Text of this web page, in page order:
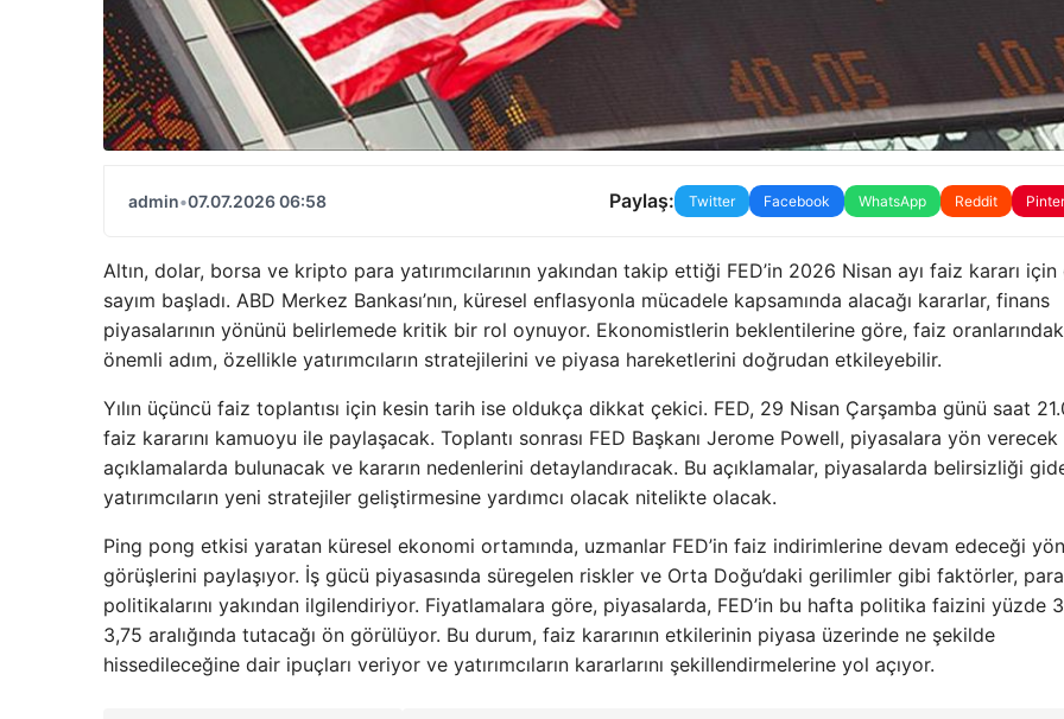
admin•07.07.2026 06:58 Paylaş: Twitter Facebook WhatsApp Reddit
Altın, dolar, borsa ve kripto para yatırımcılarının yakından takip ettiği FED’in 2026 Nisan ayı faiz kararı için
sayım başladı. ABD Merkez Bankası’nın, küresel enflasyonla mücadele kapsamında alacağı kararlar, finans
piyasalarının yönünü belirlemede kritik bir rol oynuyor. Ekonomistlerin beklentilerine göre, faiz
önemli adım, özellikle yatırımcıların stratejilerini ve piyasa hareketlerini doğrudan etkileyebilir.
Yılın üçüncü faiz toplantısı için kesin tarih ise oldukça dikkat çekici. FED, 29 Nisan Çarşamba günü saat
faiz kararını kamuoyu ile paylaşacak. Toplantı sonrası FED Başkanı Jerome Powell, piyasalara yön verecek
açıklamalarda bulunacak ve kararın nedenlerini detaylandıracak. Bu açıklamalar, piyasalarda belirsizliği
yatırımcıların yeni stratejiler geliştirmesine yardımcı olacak nitelikte olacak.
Ping pong etkisi yaratan küresel ekonomi ortamında, uzmanlar FED’in faiz indirimlerine devam edeceği
görüşlerini paylaşıyor. İş gücü piyasasında süregelen riskler ve Orta Doğu’daki gerilimler gibi faktörler, para
politikalarını yakından ilgilendiriyor. Fiyatlamalara göre, piyasalarda, FED’in bu hafta politika faizini yüzde
3,75 aralığında tutacağı ön görülüyor. Bu durum, faiz kararının etkilerinin piyasa üzerinde ne şekilde
hissedileceğine dair ipuçları veriyor ve yatırımcıların kararlarını şekillendirmelerine yol açıyor.